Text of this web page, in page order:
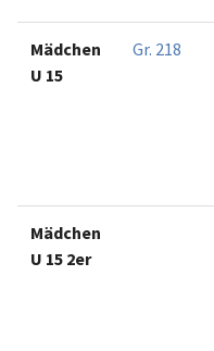
Mädchen
U 15
Gr. 218
Mädchen
U 15 2er